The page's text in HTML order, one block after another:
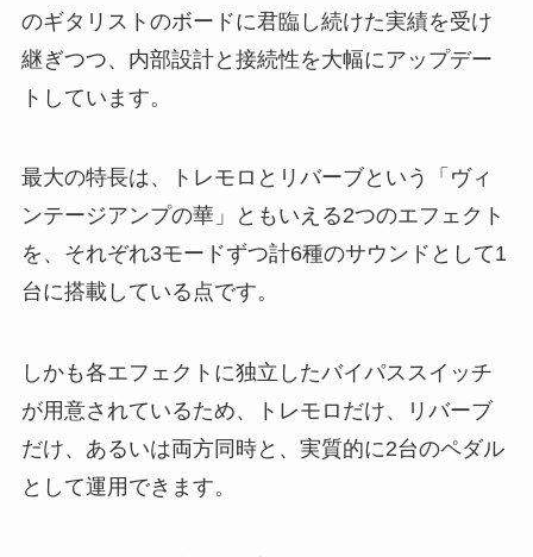
のギタリストのボードに君臨し続けた実績を受け
継ぎつつ、内部設計と接続性を大幅にアップデー
トしています。
最大の特長は、トレモロとリバーブという「ヴィ
ンテージアンプの華」ともいえる2つのエフェクト
を、それぞれ3モードずつ計6種のサウンドとして1
台に搭載している点です。
しかも各エフェクトに独立したバイパススイッチ
が用意されているため、トレモロだけ、リバーブ
だけ、あるいは両方同時と、実質的に2台のペダル
として運用できます。